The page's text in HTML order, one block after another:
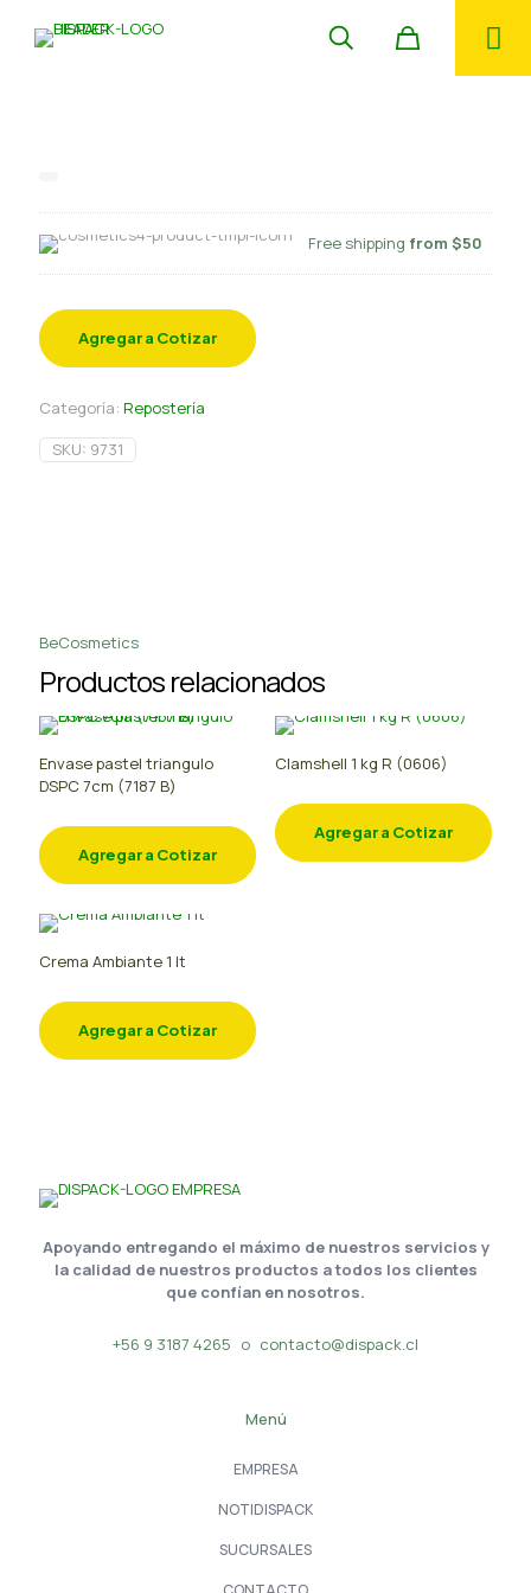
Free shipping from $50
Agregar a Cotizar
Categoría: Repostería
SKU: 9731
BeCosmetics
Productos relacionados
Envase pastel triangulo
DSPC 7cm (7187 B)
Agregar a Cotizar
Clamshell 1 kg R (0606)
Agregar a Cotizar
Crema Ambiante 1 lt
Agregar a Cotizar
Apoyando entregando el máximo de nuestros servicios y
la calidad de nuestros productos a todos los clientes
que confían en nosotros.
+56 9 3187 4265 o contacto@dispack.cl
Menú
EMPRESA
NOTIDISPACK
SUCURSALES